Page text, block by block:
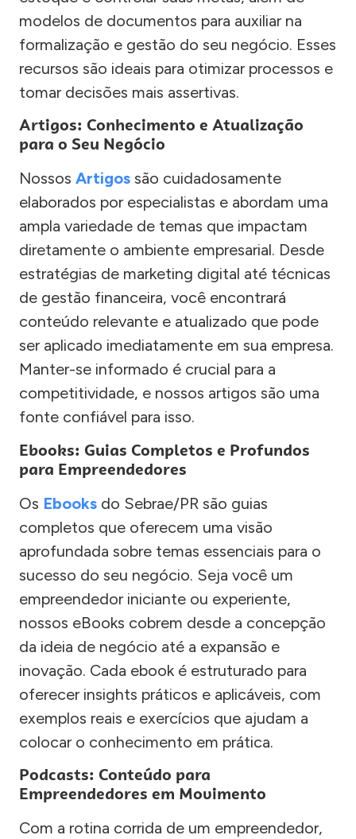
modelos de documentos para auxiliar na
formalização e gestão do seu negócio. Esses
recursos são ideais para otimizar processos e
tomar decisões mais assertivas.
Artigos: Conhecimento e Atualização
para o Seu Negócio
Nossos Artigos são cuidadosamente
elaborados por especialistas e abordam uma
ampla variedade de temas que impactam
diretamente o ambiente empresarial. Desde
estratégias de marketing digital até técnicas
de gestão financeira, você encontrará
conteúdo relevante e atualizado que pode
ser aplicado imediatamente em sua empresa.
Manter-se informado é crucial para a
competitividade, e nossos artigos são uma
fonte confiável para isso.
Ebooks: Guias Completos e Profundos
para Empreendedores
Os Ebooks do Sebrae/PR são guias
completos que oferecem uma visão
aprofundada sobre temas essenciais para o
sucesso do seu negócio. Seja você um
empreendedor iniciante ou experiente,
nossos eBooks cobrem desde a concepção
da ideia de negócio até a expansão e
inovação. Cada ebook é estruturado para
oferecer insights práticos e aplicáveis, com
exemplos reais e exercícios que ajudam a
colocar o conhecimento em prática.
Podcasts: Conteúdo para
Empreendedores em Movimento
Com a rotina corrida de um empreendedor,